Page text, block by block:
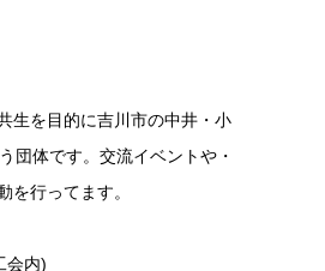
生を目的に吉川市の中井・小
団体です。交流イベントや・
を行ってます。
会内)